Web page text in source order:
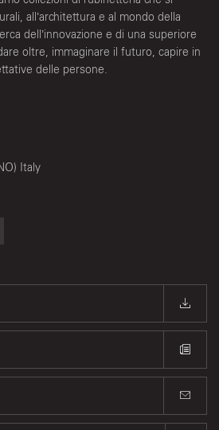
all’architettura e al mondo della
dell’innovazione e di una superiore
oltre, immaginare il futuro, capire in
delle persone.
Italy